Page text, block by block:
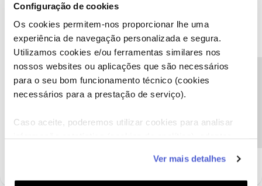
Configuração de cookies
Os cookies permitem-nos proporcionar lhe uma
experiência de navegação personalizada e segura.
Utilizamos cookies e/ou ferramentas similares nos
nossos websites ou aplicações que são necessários
para o seu bom funcionamento técnico (cookies
necessários para a prestação de serviço).
Caso aceite, poderemos utilizar cookies para analisar
funcionalidades (cookies de personalização e
funcionalidade) e adaptar anúncios aos seus interesses
Ver mais detalhes
C24XXXX201
@Ana Rita Rodrigues Rocha,
Reposição - Prima o botão “Ligar” e o botão “WPS” em
simultâneo durante 3 segundos para repor as predefinições de
fábrica do dispositivo
superado ganha-se força para seguir em frente. Respeito por